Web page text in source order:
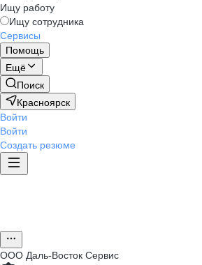
Ищу работу
Ищу сотрудника
Сервисы
Помощь
Ещё
Поиск
Красноярск
Войти
Войти
Создать резюме
ООО Даль-Восток Сервис